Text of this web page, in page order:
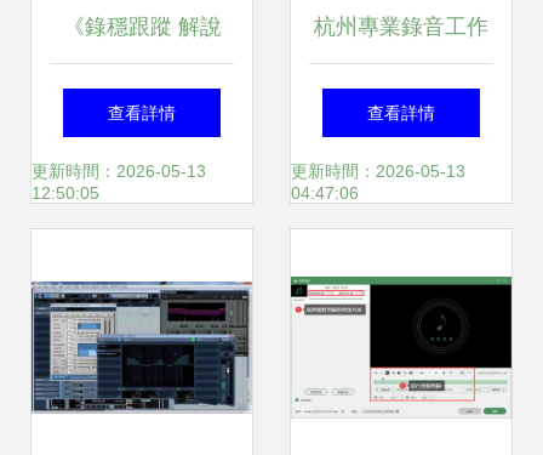
《錄穩跟蹤 解說
(JBL等導輸出中)監
聽準確性來傳遞聲
效果處理器入門指
速簡明編制于記)
查看詳情
更新時間：2026-05-13
12:50:05
杭州專業錄音工作
室裝修設計全攻略
核心要求與專業公
查看詳情
更新時間：2026-05-13
04:47:06